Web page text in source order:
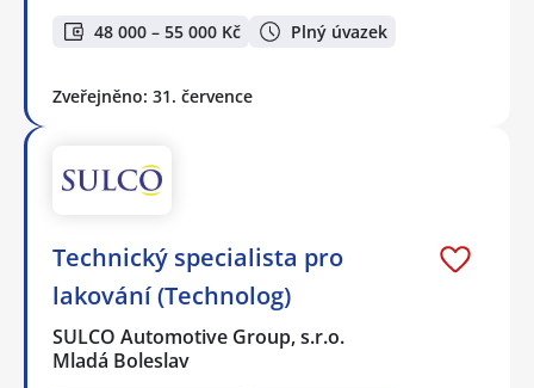
48 000 – 55 000 Kč Plný úvazek
Zveřejněno: 31. července
Technický specialista pro
lakování (Technolog)
SULCO Automotive Group, s.r.o.
Mladá Boleslav